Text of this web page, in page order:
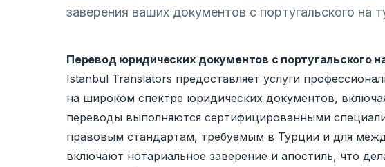
заверения ваших документов с португальского на
Перевод юридических документов с португальского
Istanbul Translators предоставляет услуги
на широком спектре юридических документов,
переводы выполняются сертифицированными
правовым стандартам, требуемым в Турции и для
включают нотариальное заверение и апостиль, что